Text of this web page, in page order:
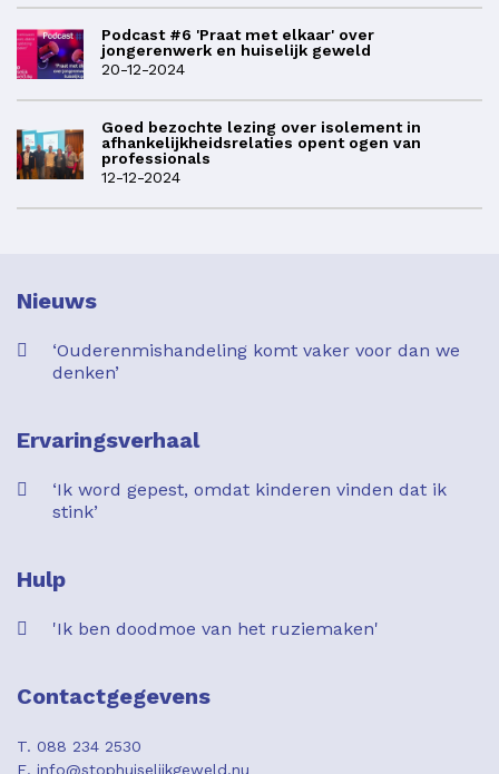
Podcast #6 'Praat met elkaar' over
jongerenwerk en huiselijk geweld
20-12-2024
Goed bezochte lezing over isolement in
afhankelijkheidsrelaties opent ogen van
professionals
12-12-2024
Nieuws
‘Ouderenmishandeling komt vaker voor dan we
denken’
Ervaringsverhaal
‘Ik word gepest, omdat kinderen vinden dat ik
stink’
Hulp
'Ik ben doodmoe van het ruziemaken'
Contactgegevens
T. 088 234 2530
E. info@stophuiselijkgeweld.nu